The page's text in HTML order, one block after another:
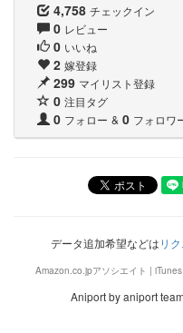
4,758 チェックイン
0 レビュー
0 いいね
2 嫁登録
299 マイリスト登録
0 注目タグ
0 フォロー & 0 フォロワ
データ追加希望などはリ
Amazon.co.jpアソシエイト |
Aniport by aniport